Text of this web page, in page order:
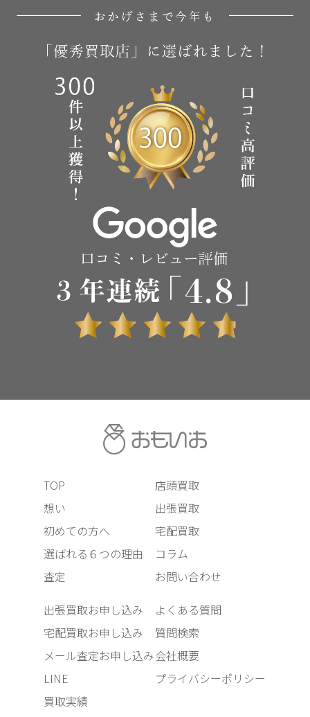
TOP
想い
初めての方へ
選ばれる６つの理由
査定
店頭買取
出張買取
宅配買取
コラム
お問い合わせ
出張買取お申し込み
宅配買取お申し込み
メール査定お申し込み
LINE
買取実績
よくある質問
質問検索
会社概要
プライバシーポリシー